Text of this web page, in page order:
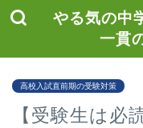
やる気の中
一貫
高校入試直前期の受験対策
【受験生は必